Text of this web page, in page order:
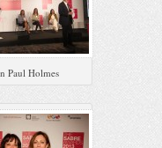
Paul Holmes